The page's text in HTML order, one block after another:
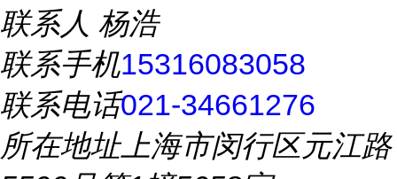
联系人 杨浩
联系手机15316083058
联系电话021-34661276
所在地址上海市闵行区元江路